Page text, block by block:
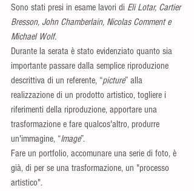
Sono stati presi in esame lavori di Eli Lotar, Cartier
Bresson, John Chamberlain, Nicolas Comment e
Michael Wolf.
Durante la serata è stato evidenziato quanto sia
importante passare dalla semplice riproduzione
descrittiva di un referente, “picture” alla
realizzazione di un prodotto artistico, togliere i
riferimenti della riproduzione, apportare una
trasformazione e fare qualcos'altro, produrre
un'immagine, “Image”.
Fare un portfolio, accomunare una serie di foto, è
già, di per se una trasformazione, un "processo
artistico".